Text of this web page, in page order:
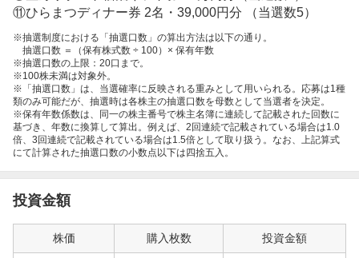
⑪ひらまつディナー券 2名・39,000円分 （当選数5）
※抽選制度における「抽選口数」の算出方法は以下の通り。
抽選口数 ＝（保有株式数 ÷ 100）× 保有年数
※抽選口数の上限：20口まで。
※100株未満は対象外。
※「抽選口数」は、当選確率に反映される重みとして用いられる。応募は1種
類のみ可能だが、抽選時は各株主の抽選口数を母数として当選者を決定。
※保有年数係数は、同一の株主番号で株主名簿に連続して記載された回数に
基づき、年数に換算して算出。例えば、2回連続で記載されている場合は1.0
倍、3回連続で記載されている場合は1.5倍として取り扱う。なお、上記算式
にて計算された抽選口数の小数点以下は四捨五入。
投資金額
株価 購入枚数 投資金額